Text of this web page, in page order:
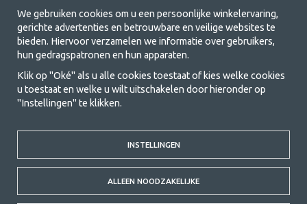
GetCamping.nl - Jouw winkel voor
kamperen en buitenleven
Kamperen kan een levensstijl zijn of een manier om het gezin samen te
brengen voor een gezamenlijk avontuur. Welke categorie je ook kiest,
bij ons vind je alles wat je nodig hebt aan kampeeraccessoires. Wij
bieden wij zeer scherpe prijzen voor familietenten, caravanluifels en alle
andere uitrusting voor kamperen en buitenleven. Ons doel is om in elke
prijsklasse de beste kampeeruitrusting te leveren wat betreft kwaliteit
en functionaliteit. Neem gerust contact met ons op als je iets mist of
meer wilt weten.
© 2020 GetCamping. All rights reserved.
We gebruiken cookies om u een persoonlijke winkelervaring,
gerichte advertenties en betrouwbare en veilige websites te
bieden. Hiervoor verzamelen we informatie over gebruikers,
hun gedragspatronen en hun apparaten.
Klik op "Oké" als u alle cookies toestaat of kies welke cookies
u toestaat en welke u wilt uitschakelen door hieronder op
"Instellingen" te klikken.
INSTELLINGEN
ALLEEN NOODZAKELIJKE